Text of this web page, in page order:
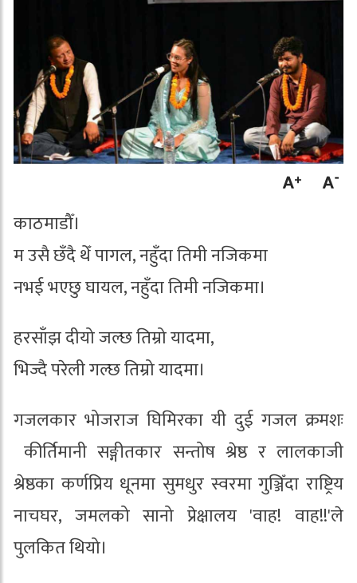
काठमाडौँ।
म उसै छँदै थेँ पागल, नहुँदा तिमी नजिकमा
नभई भएछु घायल, नहुँदा तिमी नजिकमा।
हरसाँझ दीयो जल्छ तिम्रो यादमा,
भिज्दै परेली गल्छ तिम्रो यादमा।
गजलकार भोजराज घिमिरका यी दुई गजल क्रमशः
कीर्तिमानी सङ्गीतकार सन्तोष श्रेष्ठ र लालकाजी
श्रेष्ठका कर्णप्रिय धूनमा सुमधुर स्वरमा गुञ्जिँदा राष्ट्रिय
नाचघर, जमलको सानो प्रेक्षालय 'वाह! वाह!!'ले
पुलकित थियो।